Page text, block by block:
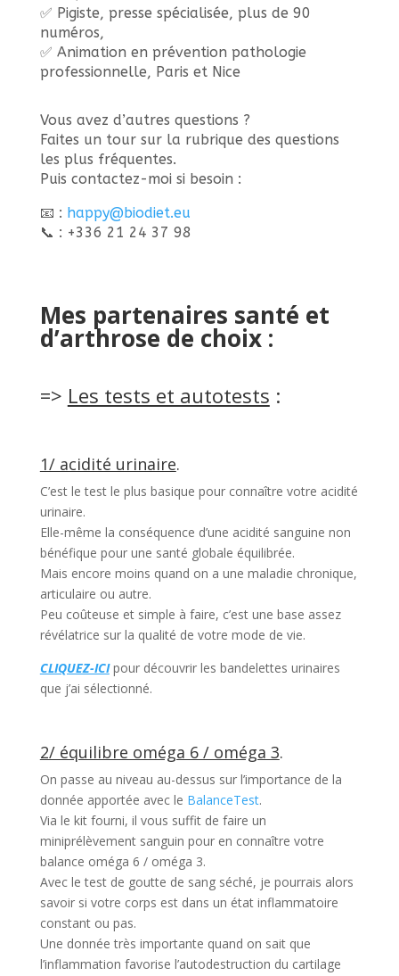
✅ Pigiste, presse spécialisée, plus de 90
numéros,
✅ Animation en prévention pathologie
professionnelle, Paris et Nice
Vous avez d’autres questions ?
Faites un tour sur la rubrique des questions
les plus fréquentes.
Puis contactez-moi si besoin :
📧 : happy@biodiet.eu
📞 : +336 21 24 37 98
Mes partenaires santé et
d’arthrose de choix :
=> Les tests et autotests :
1/ acidité urinaire.
C’est le test le plus basique pour connaître votre acidité
urinaire.
Elle-même la conséquence d’une acidité sanguine non
bénéfique pour une santé globale équilibrée.
Mais encore moins quand on a une maladie chronique,
articulaire ou autre.
Peu coûteuse et simple à faire, c’est une base assez
révélatrice sur la qualité de votre mode de vie.
CLIQUEZ-ICIpour découvrir les bandelettes urinaires
que j’ai sélectionné.
2/ équilibre oméga 6 / oméga 3.
On passe au niveau au-dessus sur l’importance de la
donnée apportée avec le BalanceTest.
Via le kit fourni, il vous suffit de faire un
miniprélèvement sanguin pour en connaître votre
balance oméga 6 / oméga 3.
Avec le test de goutte de sang séché, je pourrais alors
savoir si votre corps est dans un état inflammatoire
constant ou pas.
Une donnée très importante quand on sait que
l’inflammation favorise l’autodestruction du cartilage